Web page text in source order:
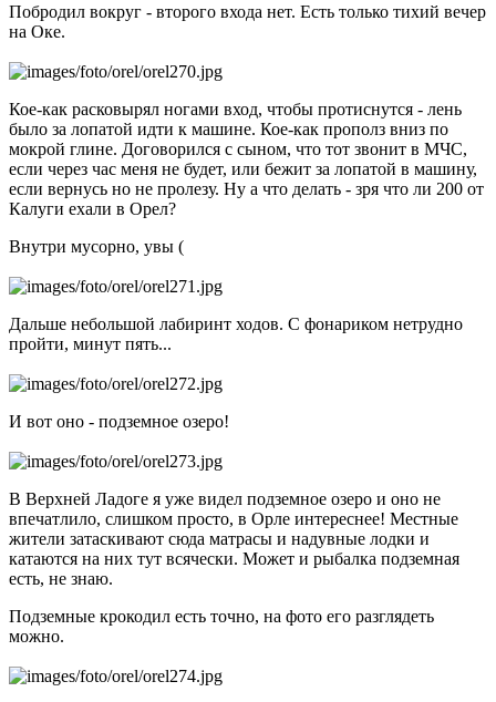
Побродил вокруг - второго входа нет. Есть только тихий вечер
на Оке.
Кое-как расковырял ногами вход, чтобы протиснутся - лень
было за лопатой идти к машине. Кое-как прополз вниз по
мокрой глине. Договорился с сыном, что тот звонит в МЧС,
если через час меня не будет, или бежит за лопатой в машину,
если вернусь но не пролезу. Ну а что делать - зря что ли 200 от
Калуги ехали в Орел?
Внутри мусорно, увы (
Дальше небольшой лабиринт ходов. С фонариком нетрудно
пройти, минут пять...
И вот оно - подземное озеро!
В Верхней Ладоге я уже видел подземное озеро и оно не
впечатлило, слишком просто, в Орле интереснее! Местные
жители затаскивают сюда матрасы и надувные лодки и
катаются на них тут всячески. Может и рыбалка подземная
есть, не знаю.
Подземные крокодил есть точно, на фото его разглядеть
можно.